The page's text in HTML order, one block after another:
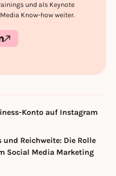
und als Keynote
Know-how weiter.
Konto auf Instagram
und Reichweite: Die Rolle
Social Media Marketing